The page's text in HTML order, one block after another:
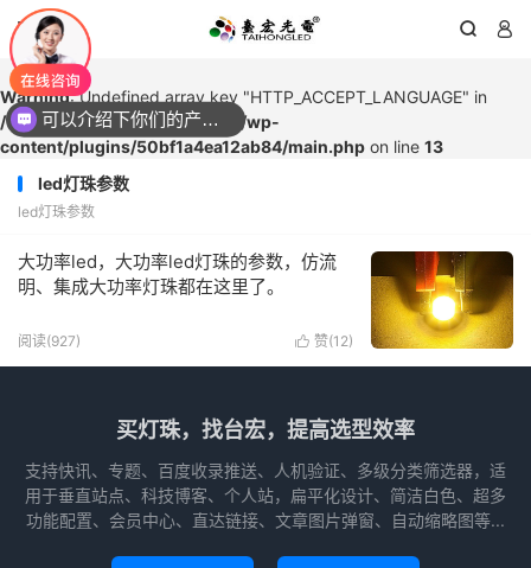
Warning: Undefined array key "HTTP_ACCEPT_LANGUAGE" in
/www/wwwroot/1615led.com/wp-
content/plugins/50bf1a4ea12ab84/main.php on line 13

 

led灯珠参数
led灯珠参数
大功率led，大功率led灯珠的参数，仿流
明、集成大功率灯珠都在这里了。
 赞(12)
阅读(927)
买灯珠，找台宏，提高选型效率
支持快讯、专题、百度收录推送、人机验证、多级分类筛选器，适
用于垂直站点、科技博客、个人站，扁平化设计、简洁白色、超多
功能配置、会员中心、直达链接、文章图片弹窗、自动缩略图等...
可以介绍下你们的产品么？